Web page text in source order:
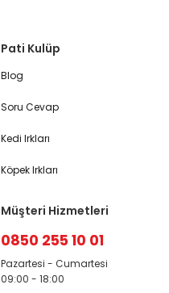
Pati Kulüp
Blog
Soru Cevap
Kedi Irkları
Köpek Irkları
Müşteri Hizmetleri
0850 255 10 01
Pazartesi - Cumartesi
09:00 - 18:00